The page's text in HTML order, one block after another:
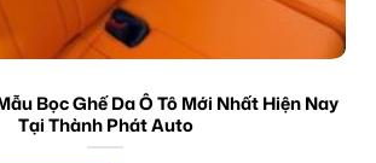
Bọc Ghế Da Ô Tô Mới Nhất Hiện Nay
Tại Thành Phát Auto